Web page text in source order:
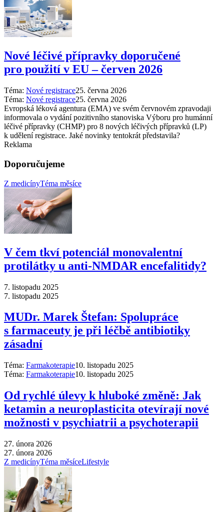
Nové léčivé přípravky doporučené
pro použití v EU –⁠ červen 2026
Téma: Nové registrace25. června 2026
Téma: Nové registrace25. června 2026
Evropská léková agentura (EMA) ve svém červnovém zpravodaji
informovala o vydání pozitivního stanoviska Výboru pro humánní
léčivé přípravky (CHMP) pro 8 nových léčivých přípravků (LP)
k udělení registrace. Jaké novinky tentokrát představila?
Reklama
Doporučujeme
Z medicínyTéma měsíce
V čem tkví potenciál monovalentní
protilátky u anti-NMDAR encefalitidy?
7. listopadu 2025
7. listopadu 2025
MUDr. Marek Štefan: Spolupráce
s farmaceuty je při léčbě antibiotiky
zásadní
Téma: Farmakoterapie10. listopadu 2025
Téma: Farmakoterapie10. listopadu 2025
Od rychlé úlevy k hluboké změně: Jak
ketamin a neuroplasticita otevírají nové
možnosti v psychiatrii a psychoterapii
27. února 2026
27. února 2026
Z medicínyTéma měsíceLifestyle